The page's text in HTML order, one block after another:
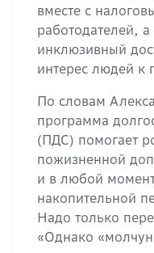
вместе с
работодателей,
инклюзивный
интерес людей к
По словам
программа
(ПДС) помогает
пожизненной
и в любой момент
накопительной
Надо только
«Однако